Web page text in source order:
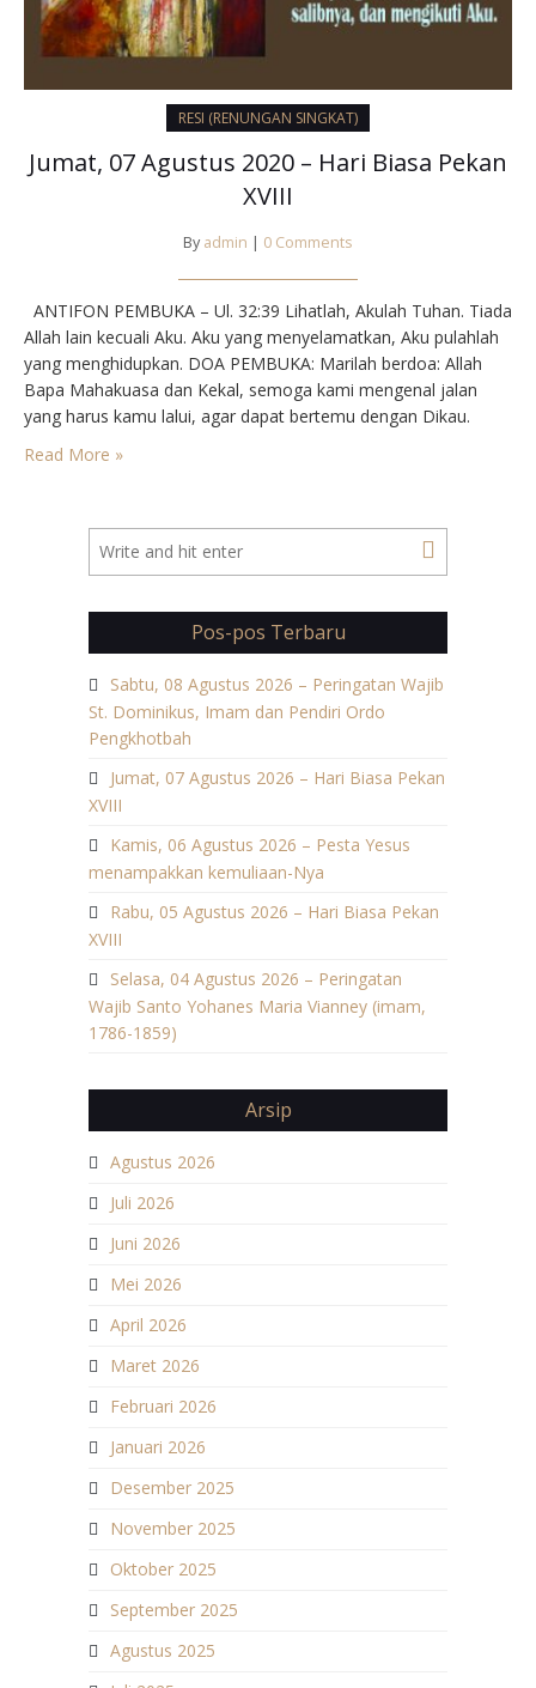
RESI (RENUNGAN SINGKAT)
Jumat, 07 Agustus 2020 – Hari Biasa Pekan
XVIII
By admin | 0 Comments
ANTIFON PEMBUKA – Ul. 32:39 Lihatlah, Akulah Tuhan. Tiada
Allah lain kecuali Aku. Aku yang menyelamatkan, Aku pulahlah
yang menghidupkan. DOA PEMBUKA: Marilah berdoa: Allah
Bapa Mahakuasa dan Kekal, semoga kami mengenal jalan
yang harus kamu lalui, agar dapat bertemu dengan Dikau.
kerajaan-Mu di tengah-tengah kami, ialah Yesus Mesias,
Read More »
Pos-pos Terbaru
Sabtu, 08 Agustus 2026 – Peringatan Wajib
St. Dominikus, Imam dan Pendiri Ordo
Pengkhotbah
Jumat, 07 Agustus 2026 – Hari Biasa Pekan
XVIII
Kamis, 06 Agustus 2026 – Pesta Yesus
menampakkan kemuliaan-Nya
Rabu, 05 Agustus 2026 – Hari Biasa Pekan
XVIII
Selasa, 04 Agustus 2026 – Peringatan
Wajib Santo Yohanes Maria Vianney (imam,
1786-1859)
Arsip
Agustus 2026
Juli 2026
Juni 2026
Mei 2026
April 2026
Maret 2026
Februari 2026
Januari 2026
Desember 2025
November 2025
Oktober 2025
September 2025
Agustus 2025